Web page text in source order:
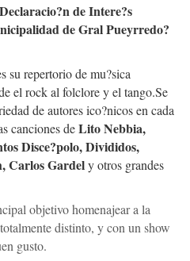
de Intere?s
de Gral Pueyrredo?
su repertorio de mu?sica
el rock al folclore y el tango.Se
de autores ico?nicos en cada
canciones deLito Nebbia,
Disce?polo, Divididos,
Carlos Gardely otros grandes
objetivo homenajear a la
distinto, y con un show
gusto.